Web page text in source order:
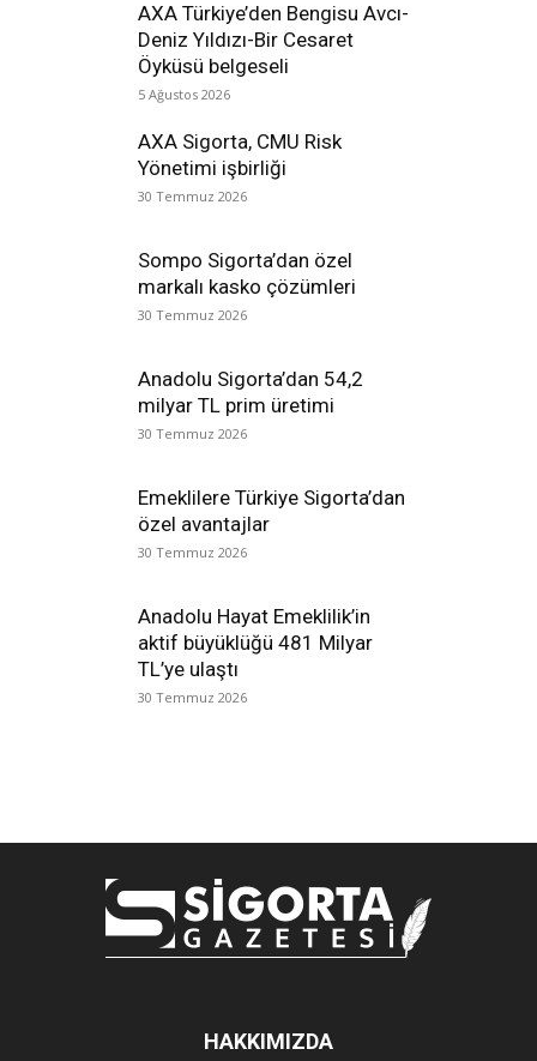
AXA Türkiye’den Bengisu Avcı-
Deniz Yıldızı-Bir Cesaret
Öyküsü belgeseli
5 Ağustos 2026
AXA Sigorta, CMU Risk
Yönetimi işbirliği
30 Temmuz 2026
Sompo Sigorta’dan özel
markalı kasko çözümleri
30 Temmuz 2026
Anadolu Sigorta’dan 54,2
milyar TL prim üretimi
30 Temmuz 2026
Emeklilere Türkiye Sigorta’dan
özel avantajlar
30 Temmuz 2026
Anadolu Hayat Emeklilik’in
aktif büyüklüğü 481 Milyar
TL’ye ulaştı
30 Temmuz 2026
HAKKIMIZDA